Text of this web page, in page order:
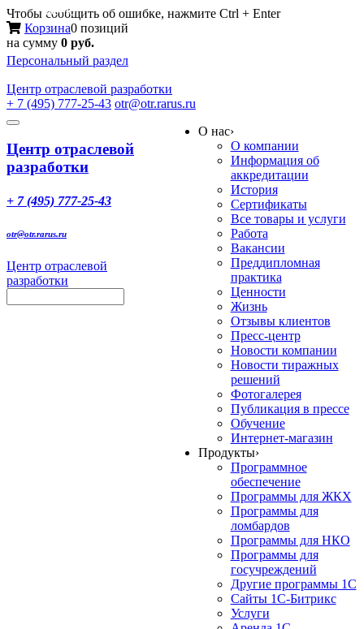
Чтобы сообщить об ошибке, нажмите Ctrl + Enter
Корзина0 позиций
на сумму 0 руб.
Персональный раздел
Центр отраслевой разработки
+ 7 (495) 777-25-43 otr@otr.rarus.ru
Toggle
Меню
Центр отраслевой
разработки
+ 7 (495) 777-25-43
otr@otr.rarus.ru
Центр отраслевой
разработки
О нас›
О компании
Информация об
аккредитации
История
Сертификаты
Все товары и услуги
Работа
Вакансии
Преддипломная
практика
Ценности
Жизнь
Отзывы клиентов
Пресс-центр
Новости компании
Новости тиражных
решений
Фотогалерея
Публикация в прессе
Обучение
Интернет-магазин
Продукты›
Программное
обеспечение
Программы для ЖКХ
Программы для
ломбардов
Программы для НКО
Программы для
госучреждений
Другие программы 1С
Сайты 1С-Битрикс
Услуги